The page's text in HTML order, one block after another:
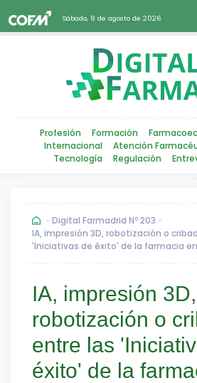
Sábado, 8 de agosto de 2026
Profesión Formación
Internacional
Atención
Tecnología
Regulación
Digital Farmadrid Nº 203
IA, impresión 3D, robotización o
'Iniciativas de éxito' de la farmacia
IA, impresión 3D,
robotización o
entre las
éxito' de la